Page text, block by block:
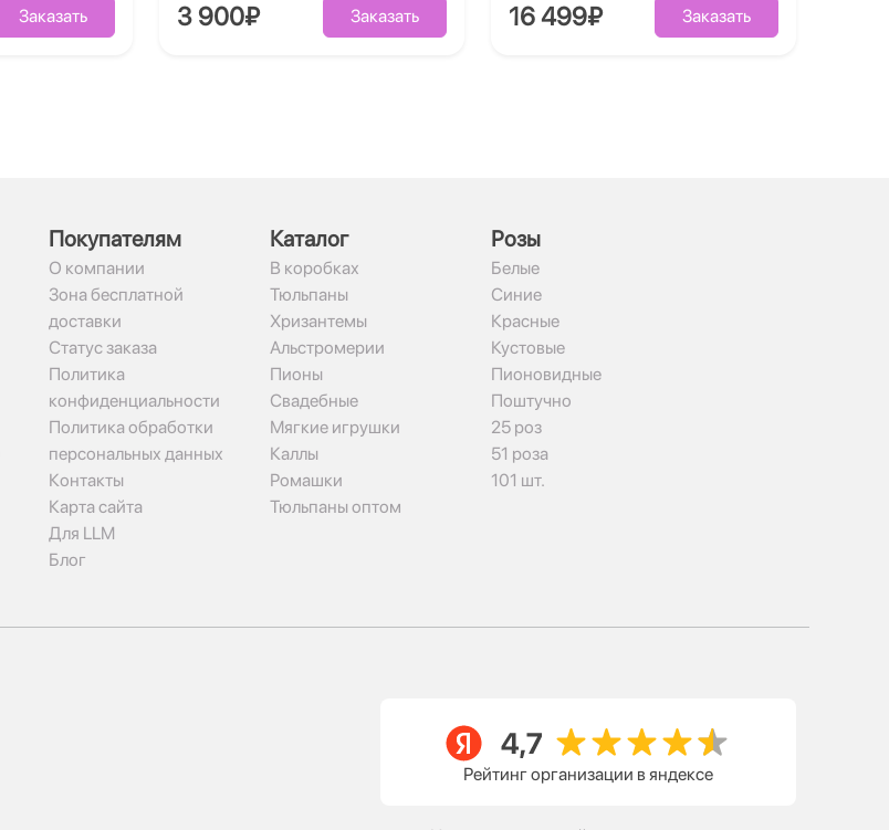
Заказать 3 900₽ Заказать 16 499₽ Заказать
Покупателям
О компании
Зона бесплатной
доставки
Статус заказа
Политика
конфиденциальности
Политика обработки
персональных данных
Контакты
Карта сайта
Для LLM
Блог
Каталог
В коробках
Тюльпаны
Хризантемы
Альстромерии
Пионы
Свадебные
Мягкие игрушки
Каллы
Ромашки
Тюльпаны оптом
Рoзы
Белые
Синие
Красные
Кустовые
Пионовидные
Поштучно
25 роз
51 роза
101 шт.
Рейтинг организации в яндексе